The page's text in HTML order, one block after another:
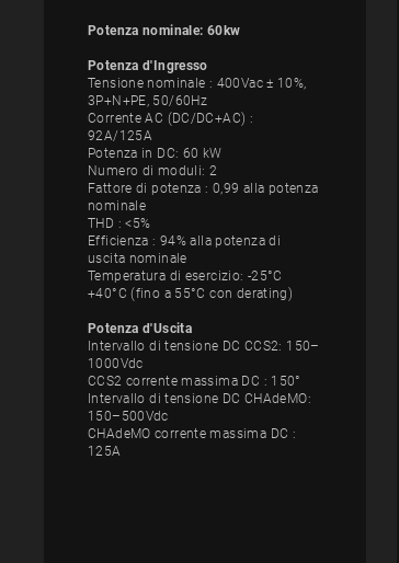
Potenza nominale: 60kw
Potenza d'Ingresso
Tensione nominale : 400Vac ± 10%,
3P+N+PE, 50/60Hz
Corrente AC (DC/DC+AC) :
92A/125A
Potenza in DC: 60 kW
Numero di moduli: 2
Fattore di potenza : 0,99 alla potenza
nominale
THD : <5%
Efficienza : 94% alla potenza di
uscita nominale
Temperatura di esercizio: -25°C
+40°C (fino a 55°C con derating)
Potenza d'Uscita
Intervallo di tensione DC CCS2: 150–
1000Vdc
CCS2 corrente massima DC : 150°
Intervallo di tensione DC CHAdeMO:
150–500Vdc
CHAdeMO corrente massima DC :
125A